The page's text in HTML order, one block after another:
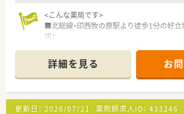
<こんな薬局です>
■北総線・印西牧の原駅より徒歩1分の好
境！
クが入っており、幅広い処方に触れること
＜こんな会社です＞
■母体は病医院専門の経営コンサルティン
調剤薬局を550店舗以上展開しています。
■薬局事業だけでなく、クリニックモールの
詳細を見る お
更新日： 2026/07/21 薬剤師求人ID： 433246